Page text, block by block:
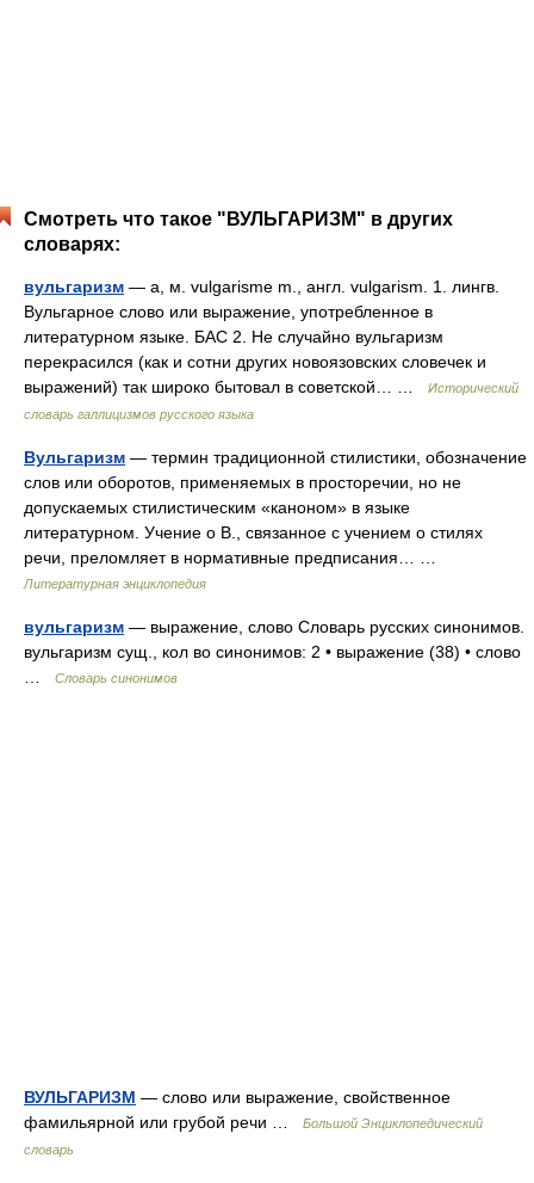
Смотреть что такое "ВУЛЬГАРИЗМ" в других
словарях:
вульгаризм — а, м. vulgarisme m., англ. vulgarism. 1. лингв.
Вульгарное слово или выражение, употребленное в
литературном языке. БАС 2. Не случайно вульгаризм
перекрасился (как и сотни других новоязовских словечек и
выражений) так широко бытовал в советской… …
Исторический
словарь галлицизмов русского языка
Вульгаризм — термин традиционной стилистики, обозначение
слов или оборотов, применяемых в просторечии, но не
допускаемых стилистическим «каноном» в языке
литературном. Учение о В., связанное с учением о стилях
речи, преломляет в нормативные предписания… …
Литературная энциклопедия
вульгаризм — выражение, слово Словарь русских синонимов.
вульгаризм сущ., кол во синонимов: 2 • выражение (38) • слово
Словарь синонимов
ВУЛЬГАРИЗМ — слово или выражение, свойственное
фамильярной или грубой речи …
Большой Энциклопедический
словарь